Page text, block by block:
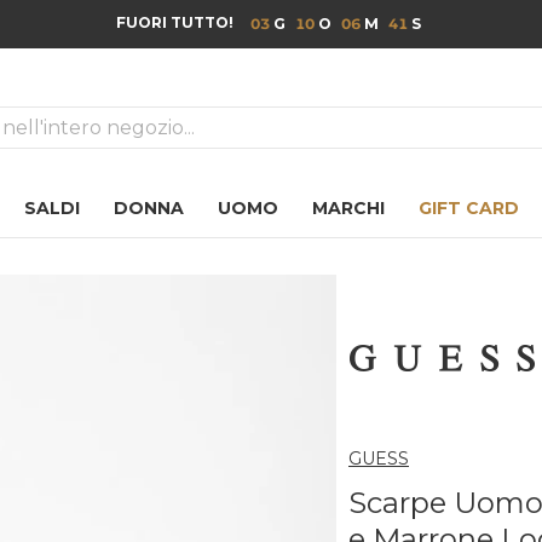
FUORI TUTTO! 03 10 06 40
SALDI DONNA UOMO MARCHI GIFT CARD
GUESS
Scarpe